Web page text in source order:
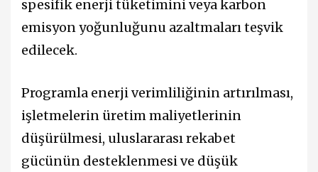
spesifik enerji tüketimini veya karbon
emisyon yoğunluğunu azaltmaları teşvik
edilecek.
Programla enerji verimliliğinin artırılması,
işletmelerin üretim maliyetlerinin
düşürülmesi, uluslararası rekabet
gücünün desteklenmesi ve düşük